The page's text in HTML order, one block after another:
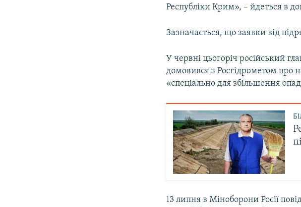
Республіки Крим», – йдеться в
Зазначається, що заявки від
У червні цьогоріч російський
домовився з Росгідрометом про
«спеціально для збільшення
13 липня в Міноборони Росії